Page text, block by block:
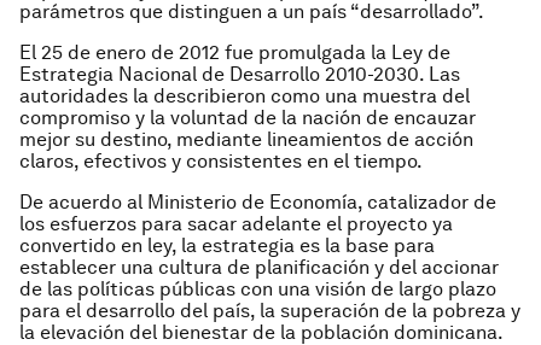
parámetros que distinguen a un país “desarrollado”.
El 25 de enero de 2012 fue promulgada la Ley de
Estrategia Nacional de Desarrollo 2010-2030. Las
autoridades la describieron como una muestra del
compromiso y la voluntad de la nación de encauzar
mejor su destino, mediante lineamientos de acción
claros, efectivos y consistentes en el tiempo.
De acuerdo al Ministerio de Economía, catalizador de
los esfuerzos para sacar adelante el proyecto ya
convertido en ley, la estrategia es la base para
establecer una cultura de planificación y del accionar
de las políticas públicas con una visión de largo plazo
para el desarrollo del país, la superación de la pobreza y
la elevación del bienestar de la población dominicana.